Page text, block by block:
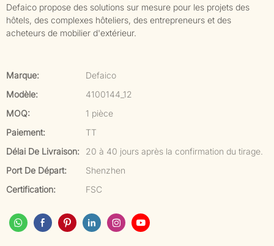
Defaico propose des solutions sur mesure pour les projets des
hôtels, des complexes hôteliers, des entrepreneurs et des
acheteurs de mobilier d'extérieur.
Marque:
Defaico
Modèle:
4100144_12
MOQ:
1 pièce
Paiement:
TT
Délai De Livraison:
20 à 40 jours après la confirmation du tirage.
Port De Départ:
Shenzhen
Certification:
FSC